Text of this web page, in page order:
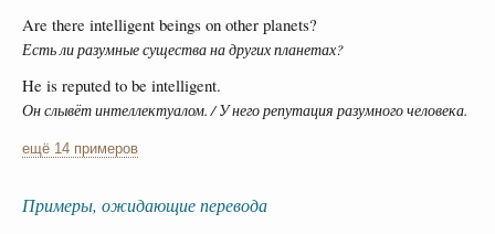
Are there intelligent beings on other planets?
Есть ли разумные существа на других планетах?
He is reputed to be intelligent.
Он слывёт интеллектуалом. / У него репутация разумного человека.
ещё 14 примеров
Примеры, ожидающие перевода